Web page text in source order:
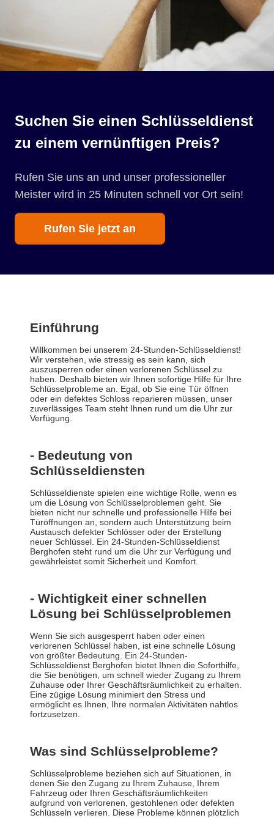
Suchen Sie einen Schlüsseldienst
zu einem vernünftigen Preis?
Rufen Sie uns an und unser professioneller
Meister wird in 25 Minuten schnell vor Ort sein!
Rufen Sie jetzt an
Einführung
Willkommen bei unserem 24-Stunden-Schlüsseldienst!
Wir verstehen, wie stressig es sein kann, sich
auszusperren oder einen verlorenen Schlüssel zu
haben. Deshalb bieten wir Ihnen sofortige Hilfe für Ihre
Schlüsselprobleme an. Egal, ob Sie eine Tür öffnen
oder ein defektes Schloss reparieren müssen, unser
zuverlässiges Team steht Ihnen rund um die Uhr zur
Verfügung.
- Bedeutung von
Schlüsseldiensten
Schlüsseldienste spielen eine wichtige Rolle, wenn es
um die Lösung von Schlüsselproblemen geht. Sie
bieten nicht nur schnelle und professionelle Hilfe bei
Türöffnungen an, sondern auch Unterstützung beim
Austausch defekter Schlösser oder der Erstellung
neuer Schlüssel. Ein 24-Stunden-Schlüsseldienst
Berghofen steht rund um die Uhr zur Verfügung und
gewährleistet somit Sicherheit und Komfort.
- Wichtigkeit einer schnellen
Lösung bei Schlüsselproblemen
Wenn Sie sich ausgesperrt haben oder einen
verlorenen Schlüssel haben, ist eine schnelle Lösung
von größter Bedeutung. Ein 24-Stunden-
Schlüsseldienst Berghofen bietet Ihnen die Soforthilfe,
die Sie benötigen, um schnell wieder Zugang zu Ihrem
Zuhause oder Ihrer Geschäftsräumlichkeit zu erhalten.
Eine zügige Lösung minimiert den Stress und
ermöglicht es Ihnen, Ihre normalen Aktivitäten nahtlos
fortzusetzen.
Was sind Schlüsselprobleme?
Schlüsselprobleme beziehen sich auf Situationen, in
denen Sie den Zugang zu Ihrem Zuhause, Ihrem
Fahrzeug oder Ihren Geschäftsräumlichkeiten
aufgrund von verlorenen, gestohlenen oder defekten
Schlüsseln verlieren. Diese Probleme können plötzlich